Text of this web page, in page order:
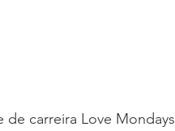
de carreira Love Mondays